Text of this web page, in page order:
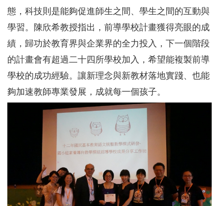
態，科技則是能夠促進師生之間、學生之間的互動與
學習。陳欣希教授指出，前導學校計畫獲得亮眼的成
績，歸功於教育界與企業界的全力投入，下一個階段
的計畫會有超過二十四所學校加入，希望能複製前導
學校的成功經驗。讓新理念與新教材落地實踐、也能
夠加速教師專業發展，成就每一個孩子。